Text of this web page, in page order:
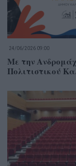
24/06/2026 09:00
Με την
Πολιτιστικού